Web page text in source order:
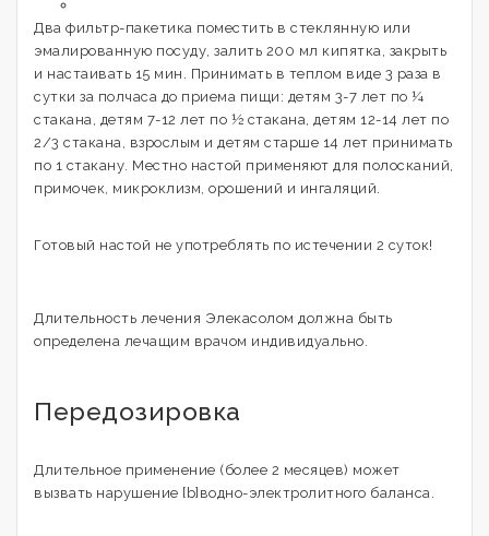
Два фильтр-пакетика поместить в стеклянную или
эмалированную посуду, залить 200 мл кипятка, закрыть
и настаивать 15 мин. Принимать в теплом виде 3 раза в
сутки за полчаса до приема пищи: детям 3-7 лет по ¼
стакана, детям 7-12 лет по ½ стакана, детям 12-14 лет по
2/3 стакана, взрослым и детям старше 14 лет принимать
по 1 стакану. Местно настой применяют для полосканий,
примочек, микроклизм, орошений и ингаляций.
Готовый настой не употреблять по истечении 2 суток!
Длительность лечения Элекасолом должна быть
определена лечащим врачом индивидуально.
Передозировка
Длительное применение (более 2 месяцев) может
вызвать нарушение [b]водно-электролитного баланса.